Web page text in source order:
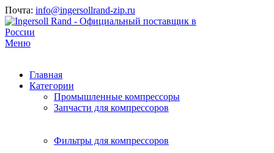
Почта: info@ingersollrand-zip.ru
Меню
Главная
Категории
Промышленные компрессоры
Запчасти для компрессоров
Фильтры для компрессоров